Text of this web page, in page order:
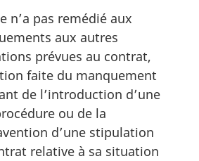
n’a pas remédié aux
aux autres
prévues au contrat,
faite du manquement
de l’introduction d’une
ou de la
d’une stipulation
relative à sa situation